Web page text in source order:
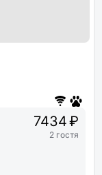
7434 ₽
2 гостя